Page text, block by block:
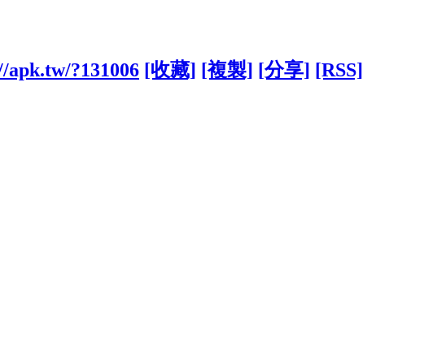
apk.tw/?131006 [收藏] [複製] [分享] [RSS]